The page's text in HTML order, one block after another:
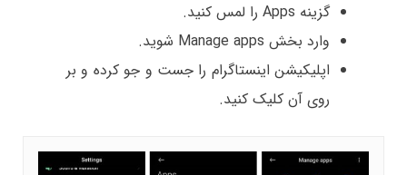
گزینه Apps را لمس کنید.
وارد بخش Manage apps شوید.
اپلیکیشن اینستاگرام را جست و جو کرده و بر
روی آن کلیک کنید.